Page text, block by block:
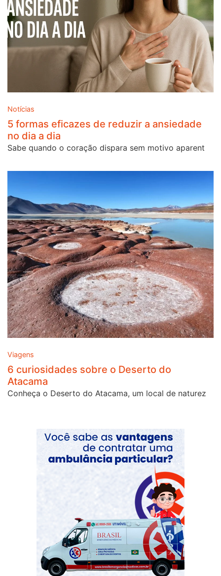
Notícias
5 formas eficazes de reduzir a ansiedade
no dia a dia
Sabe quando o coração dispara sem motivo aparent
Viagens
6 curiosidades sobre o Deserto do
Atacama
Conheça o Deserto do Atacama, um local de naturez